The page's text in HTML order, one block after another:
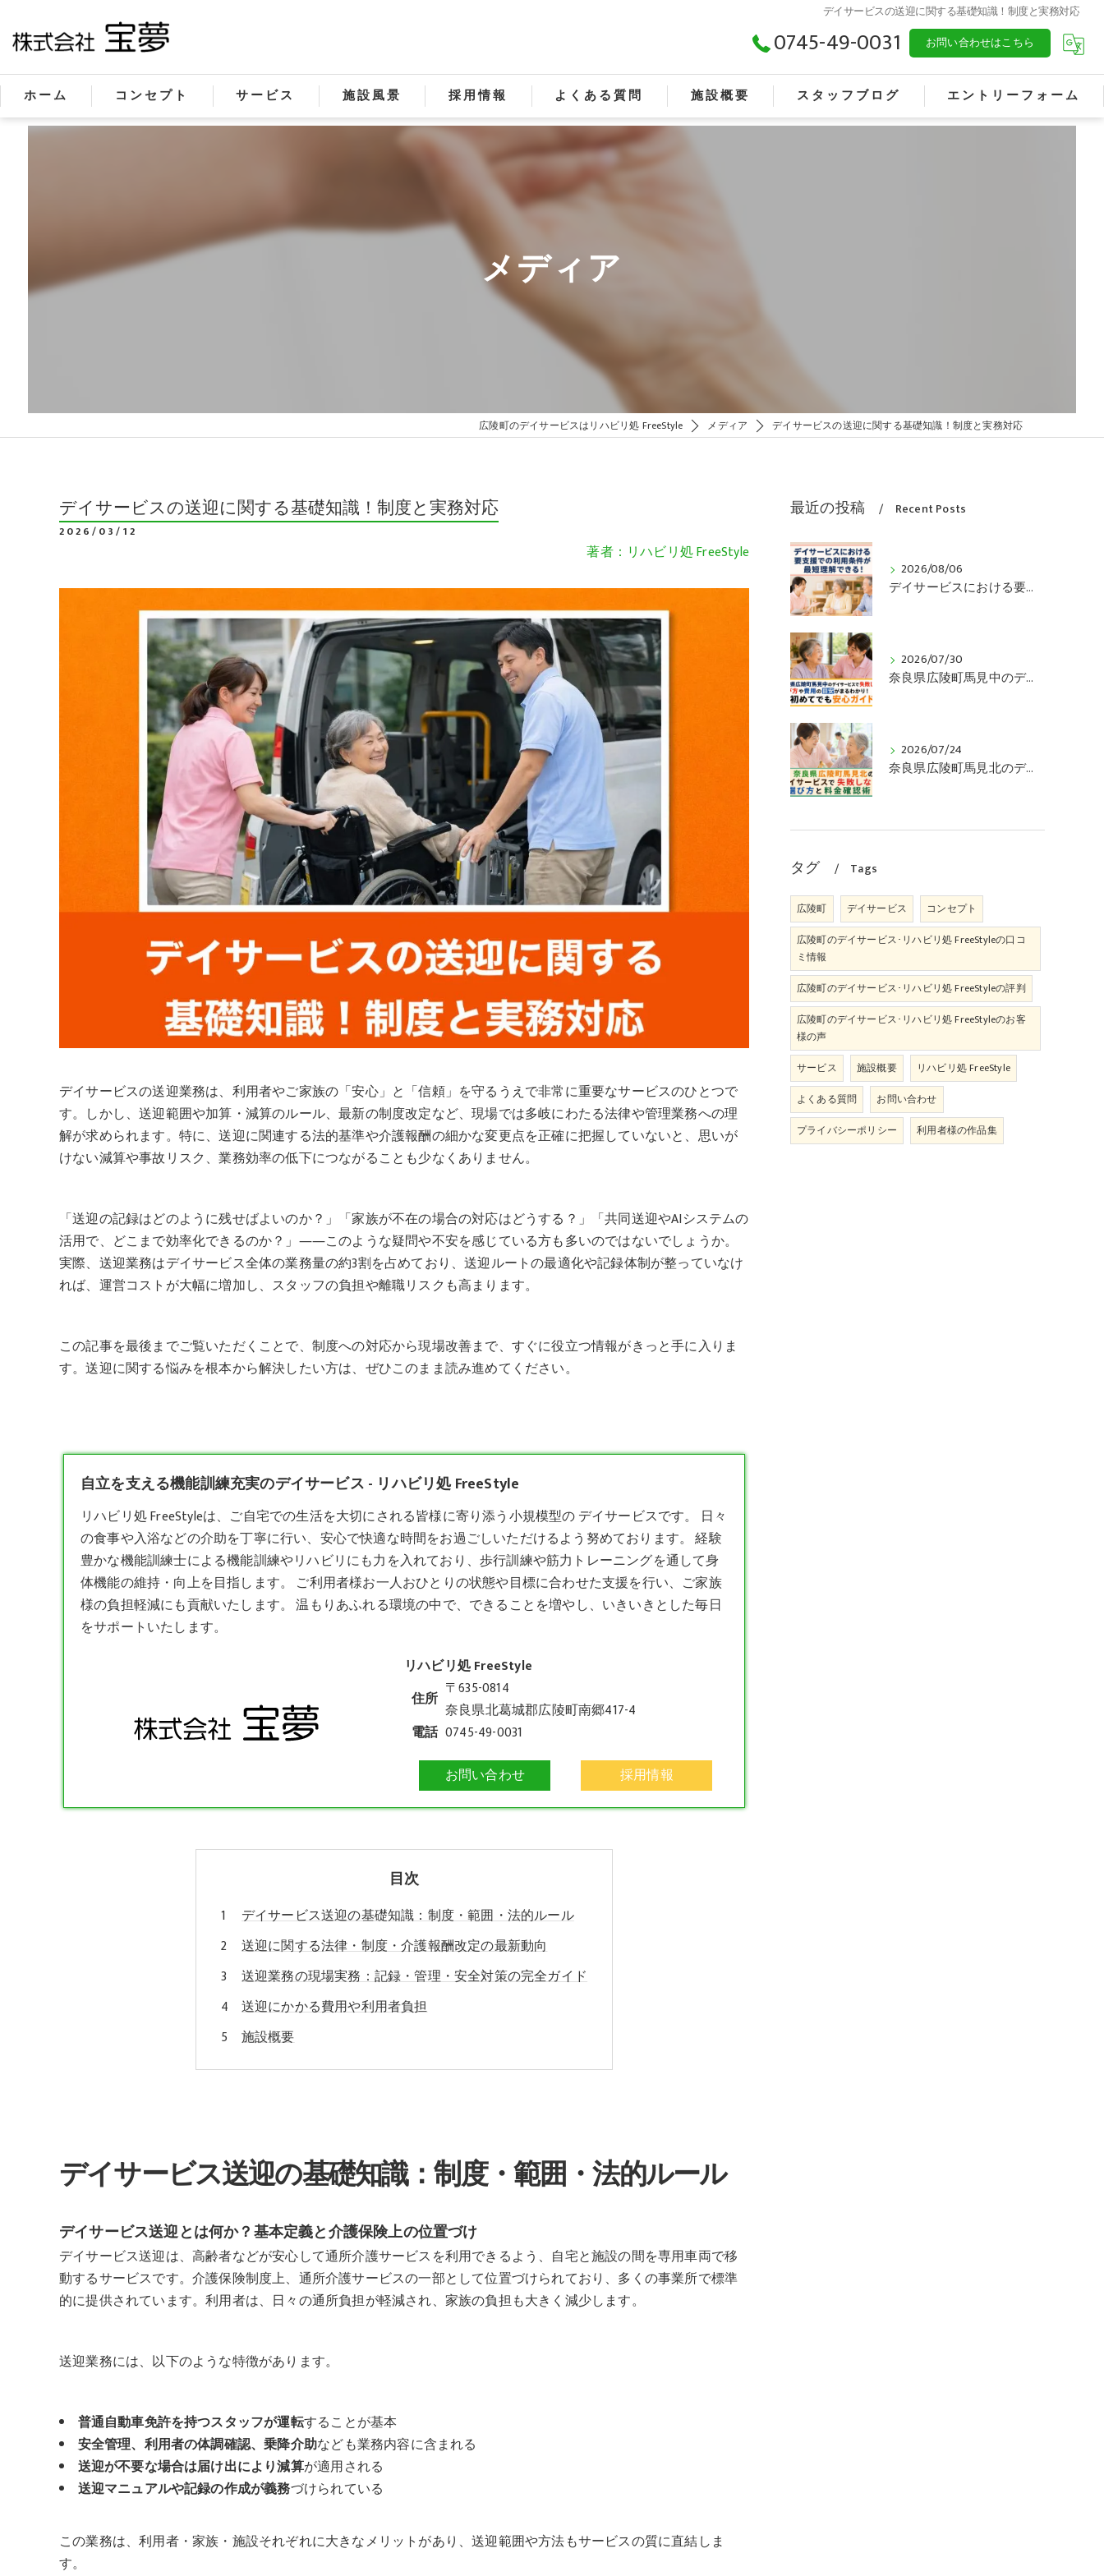
デイサービスの送迎に関する基礎知識！制度と実務対応
0745-49-0031 お問い合わせはこちら
ホーム コンセプト サービス 施設風景 採用情報 よくある質問 施設概要 スタッフブログ エントリーフォーム
メディア
広陵町のデイサービスはリハビリ処 FreeStyle メディア デイサービスの送迎に関する基礎知識！制度と実務対応
デイサービスの送迎に関する基礎知識！制度と実務対応
2026/03/12
著者：リハビリ処 FreeStyle
デイサービスの送迎業務は、利用者やご家族の「安心」と「信頼」を守るうえで非常に重要なサービスのひとつで
す。しかし、送迎範囲や加算・減算のルール、最新の制度改定など、現場では多岐にわたる法律や管理業務への理
解が求められます。特に、送迎に関連する法的基準や介護報酬の細かな変更点を正確に把握していないと、思いが
けない減算や事故リスク、業務効率の低下につながることも少なくありません。
「送迎の記録はどのように残せばよいのか？」「家族が不在の場合の対応はどうする？」「共同送迎やAIシステムの
活用で、どこまで効率化できるのか？」――このような疑問や不安を感じている方も多いのではないでしょうか。
実際、送迎業務はデイサービス全体の業務量の約3割を占めており、送迎ルートの最適化や記録体制が整っていなけ
れば、運営コストが大幅に増加し、スタッフの負担や離職リスクも高まります。
この記事を最後までご覧いただくことで、制度への対応から現場改善まで、すぐに役立つ情報がきっと手に入りま
す。送迎に関する悩みを根本から解決したい方は、ぜひこのまま読み進めてください。
自立を支える機能訓練充実のデイサービス - リハビリ処 FreeStyle
リハビリ処 FreeStyleは、ご自宅での生活を大切にされる皆様に寄り添う小規模型のデイサービスです。 日々
の食事や入浴などの介助を丁寧に行い、安心で快適な時間をお過ごしいただけるよう努めております。 経験
豊かな機能訓練士による機能訓練やリハビリにも力を入れており、歩行訓練や筋力トレーニングを通して身
体機能の維持・向上を目指します。 ご利用者様お一人おひとりの状態や目標に合わせた支援を行い、ご家族
様の負担軽減にも貢献いたします。 温もりあふれる環境の中で、できることを増やし、いきいきとした毎日
をサポートいたします。
リハビリ処 FreeStyle
住所 〒635-0814
奈良県北葛城郡広陵町南郷417-4
電話 0745-49-0031
お問い合わせ
採用情報
目次
デイサービス送迎の基礎知識：制度・範囲・法的ルール
送迎に関する法律・制度・介護報酬改定の最新動向
送迎業務の現場実務：記録・管理・安全対策の完全ガイド
送迎にかかる費用や利用者負担
施設概要
デイサービス送迎の基礎知識：制度・範囲・法的ルール
デイサービス送迎とは何か？基本定義と介護保険上の位置づけ
デイサービス送迎は、高齢者などが安心して通所介護サービスを利用できるよう、自宅と施設の間を専用車両で移
動するサービスです。介護保険制度上、通所介護サービスの一部として位置づけられており、多くの事業所で標準
的に提供されています。利用者は、日々の通所負担が軽減され、家族の負担も大きく減少します。
送迎業務には、以下のような特徴があります。
普通自動車免許を持つスタッフが運転することが基本
安全管理、利用者の体調確認、乗降介助なども業務内容に含まれる
送迎が不要な場合は届け出により減算が適用される
送迎マニュアルや記録の作成が義務づけられている
この業務は、利用者・家族・施設それぞれに大きなメリットがあり、送迎範囲や方法もサービスの質に直結しま
す。
最近の投稿 Recent Posts
2026/08/06
デイサービスにおける要支援での利用条件が最短理解できる！
2026/07/30
奈良県広陵町馬見中のデイサービスで失敗しない選び方や費用の目安がまるわかり！初めてでも安心ガイド
2026/07/24
奈良県広陵町馬見北のデイサービスで失敗しない選び方と料金確認術！
タグ Tags
広陵町 デイサービス
コンセプト
広陵町のデイサービス･リハビリ処 FreeStyleの口コ
ミ情報
広陵町のデイサービス･リハビリ処 FreeStyleの評判
広陵町のデイサービス･リハビリ処 FreeStyleのお客
様の声
サービス
施設概要
リハビリ処 FreeStyle
よくある質問
お問い合わせ
プライバシーポリシー
利用者様の作品集